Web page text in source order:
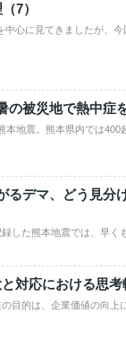
7）
心に見てきましたが、今
被災地で熱中症
本地震。熊本県内では400
デマ、どう見分
した熊本地震では、早く
対応における思考
目的は、企業価値の向上